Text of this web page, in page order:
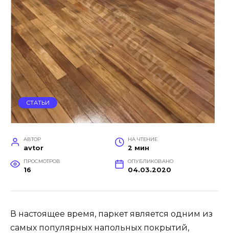
СТАТЬИ
АВТОР
avtor
НА ЧТЕНИЕ
2 мин
ПРОСМОТРОВ
16
ОПУБЛИКОВАНО
04.03.2020
В настоящее время, паркет является одним из
самых популярных напольных покрытий,